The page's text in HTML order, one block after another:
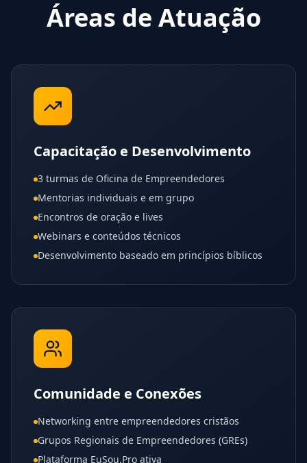
Áreas de Atuação
Capacitação e Desenvolvimento
3 turmas de Oficina de Empreendedores
Mentorias individuais e em grupo
Encontros de oração e lives
Webinars e conteúdos técnicos
Desenvolvimento baseado em princípios bíblicos
Comunidade e Conexões
Networking entre empreendedores cristãos
Grupos Regionais de Empreendedores (GREs)
Plataforma EuSou.Pro ativa